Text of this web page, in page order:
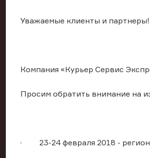
Уважаемые клиенты и партнеры!
Компания «Курьер Сервис
Просим обратить внимание на
· 23-24 февраля 2018 -